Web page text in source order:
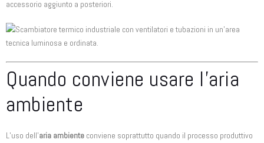
accessorio aggiunto a posteriori.
Quando conviene usare l’aria
ambiente
L’uso dell’aria ambiente conviene soprattutto quando il processo produttivo